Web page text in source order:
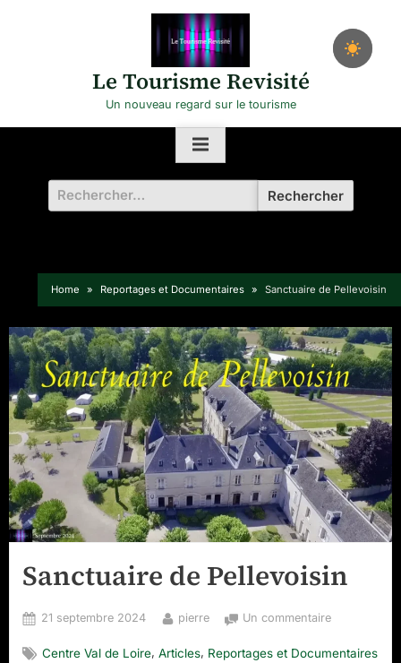
Le Tourisme Revisité
Un nouveau regard sur le tourisme
Rechercher :
Home Reportages et Documentaires Sanctuaire de Pellevoisin
Sanctuaire de Pellevoisin
Posted
21 septembre 2024 By
pierre Un commentairesur
de
Centre Val de Loire, Articles, Reportages et Documentaires